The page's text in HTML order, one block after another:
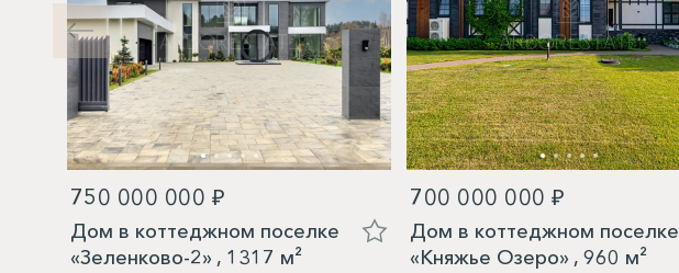
750 000 000 ₽
Дом в коттеджном поселке
«Зеленково-2» , 1317 м²
700 000 000 ₽
Дом в коттеджном поселке
«Княжье Озеро» , 960 м²